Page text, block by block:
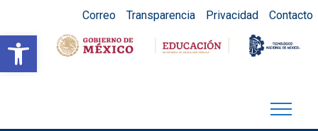
Abrir barra de herramientas
Correo Transparencia Privacidad Contacto